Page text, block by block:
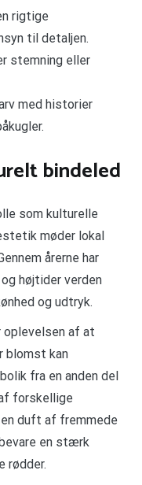
rigtige
til detaljen.
stemning eller
med historier
bindeled
som kulturelle
møder lokal
årerne har
højtider verden
og udtryk.
oplevelsen af at
blomst kan
fra en anden del
forskellige
duft af fremmede
en stærk
rødder.